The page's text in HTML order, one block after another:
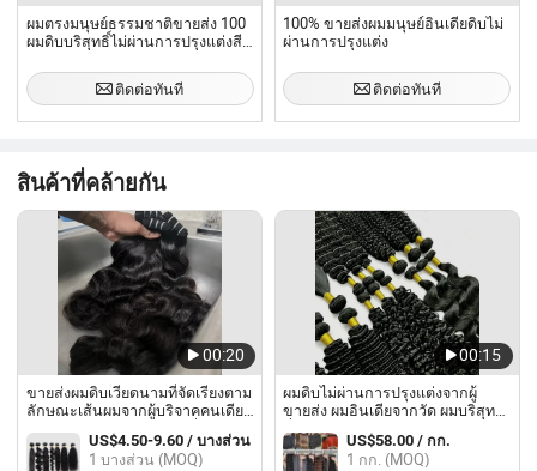
ผมตรงมนุษย์ธรรมชาติขายส่ง 100
ผมดิบบริสุทธิ์ไม่ผ่านการปรุงแต่งสี
1b ชุดผมสีดำ
ติดต่อทันที
100% ขายส่งผมมนุษย์อินเดียดิบไม่
ผ่านการปรุงแต่ง
ติดต่อทันที
สินค้าที่คล้ายกัน
00:20
ขายส่งผมดิบเวียดนามที่จัดเรียงตาม
ลักษณะเส้นผมจากผู้บริจาคคนเดียว
ผมหยิกพม่าแบบดิบ ผมดิบที่ยังไม่
ผ่านการปรุงแต่งUS$4.50-9.60 / บางส่วน
1 บางส่วน (MOQ)
00:15
ผมดิบไม่ผ่านการปรุงแต่งจากผู้
ขายส่ง ผมอินเดียจากวัด ผมบริสุทธิ์
ที่มีการจัดเรียงคิวติเคิล ผู้จัดหาผม
ดิบเกรดอินเดีย ผมดิบจากมนุษย์
US$58.00 / กก.
1 กก. (MOQ)